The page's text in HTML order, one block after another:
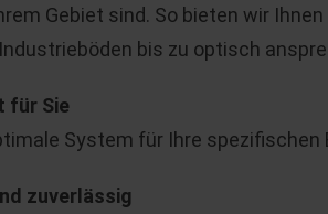
Gebiet sind. So bieten wir
bis zu optisch
für Sie
System für Ihre spezifischen
zuverlässig